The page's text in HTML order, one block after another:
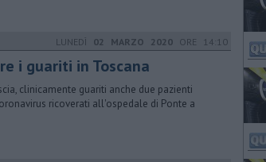
LUNEDÌ 02 MARZO 2020 ORE 14:10
i guariti in Toscana
clinicamente guariti anche due pazienti
ricoverati all'ospedale di Ponte a